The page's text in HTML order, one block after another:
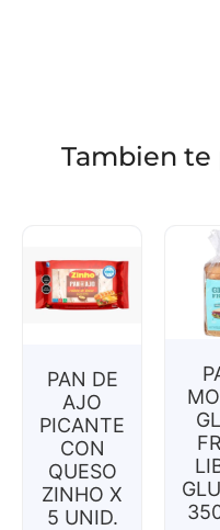
Tambien
PAN DE
AJO
PICANTE
CON
QUESO
ZINHO X
5 UNID.